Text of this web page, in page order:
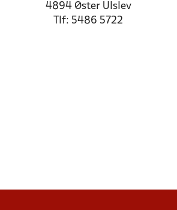
4894 Øster Ulslev
Tlf: 5486 5722